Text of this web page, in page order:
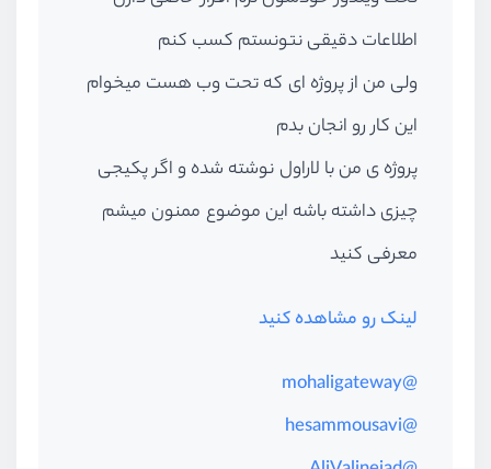
اطلاعات دقیقی نتونستم کسب کنم
ولی من از پروژه ای که تحت وب هست میخوام
این کار رو انجان بدم
پروژه ی من با لاراول نوشته شده و اگر پکیجی
چیزی داشته باشه این موضوع ممنون میشم
معرفی کنید
لینک رو مشاهده کنید
@mohaligateway
@hesammousavi